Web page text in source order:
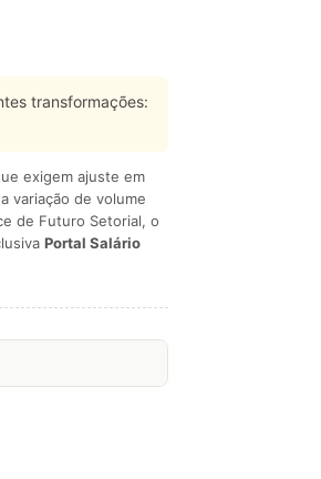
transformações:
exigem ajuste em
variação de volume
de Futuro Setorial, o
Portal Salário